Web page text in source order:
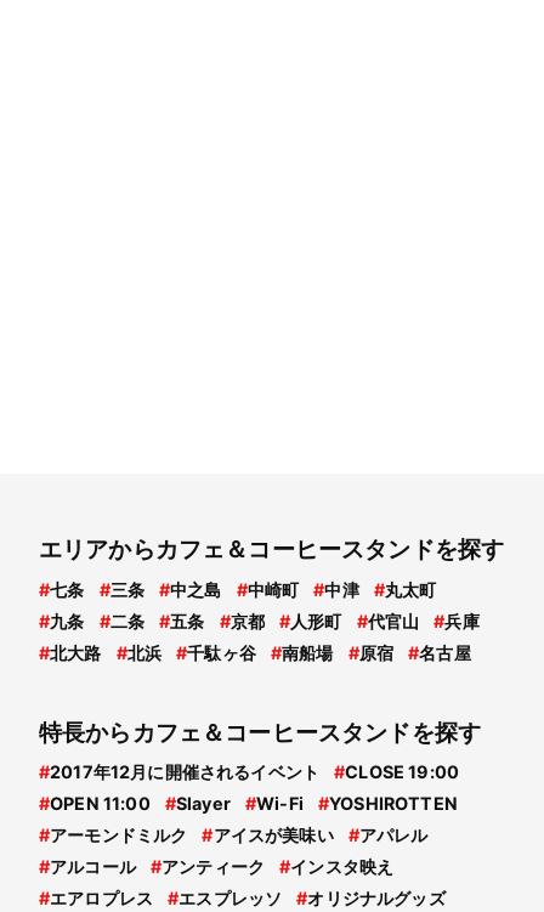
エリアからカフェ＆コーヒースタンドを探す
#七条 #三条 #中之島 #中崎町 #中津 #丸太町
#九条 #二条 #五条 #京都 #人形町 #代官山 #兵庫
#北大路 #北浜 #千駄ヶ谷 #南船場 #原宿 #名古屋
特長からカフェ＆コーヒースタンドを探す
#2017年12月に開催されるイベント #CLOSE 19:00
#OPEN 11:00 #Slayer #Wi-Fi #YOSHIROTTEN
#アーモンドミルク #アイスが美味い #アパレル
#アルコール #アンティーク #インスタ映え
#エアロプレス #エスプレッソ #オリジナルグッズ